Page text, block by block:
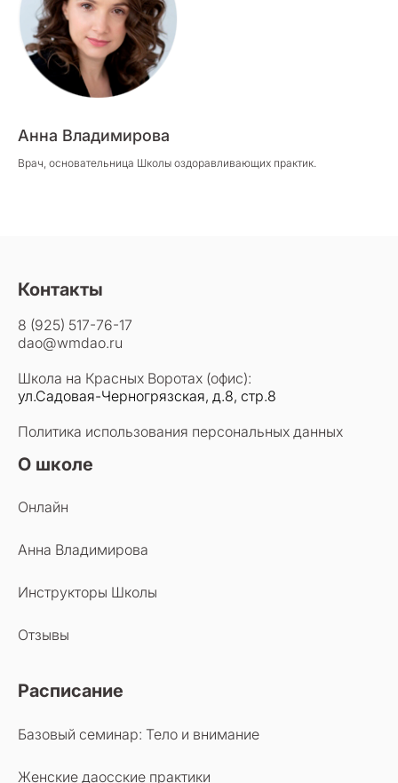
Анна Владимирова
Врач, основательница Школы оздоравливающих практик.
Контакты
8 (925) 517-76-17
dao@wmdao.ru
Школа на Красных Воротах (офис):
ул.Садовая-Черногрязская, д.8, стр.8
Политика использования персональных данных
О школе
Онлайн
Анна Владимирова
Инструкторы Школы
Отзывы
Расписание
Базовый семинар: Тело и внимание
Женские даосские практики